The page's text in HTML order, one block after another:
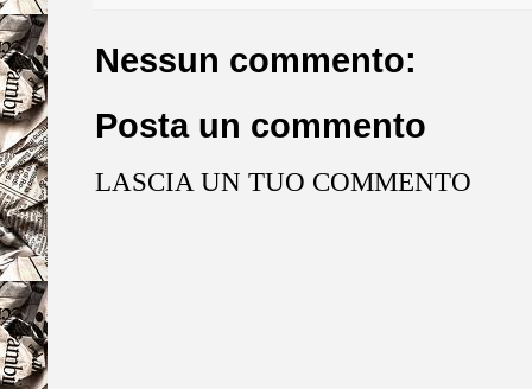
Nessun commento:
Posta un commento
LASCIA UN TUO COMMENTO